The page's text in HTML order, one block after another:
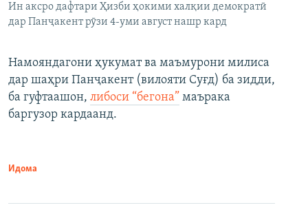
Ин аксро дафтари Ҳизби ҳокими халқии демократӣ
дар Панҷакент рӯзи 4-уми август нашр кард
Намояндагони ҳукумат ва маъмурони милиса
дар шаҳри Панҷакент (вилояти Суғд) ба зидди,
ба гуфтаашон, либоси “бегона” маърака
баргузор кардаанд.
Идома